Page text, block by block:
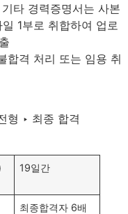
타 경력증명서는 사본
1부로 취합하여 업로
합격 처리 또는 임용 취
형 ‣ 최종 합격
19일간
최종합격자 6배